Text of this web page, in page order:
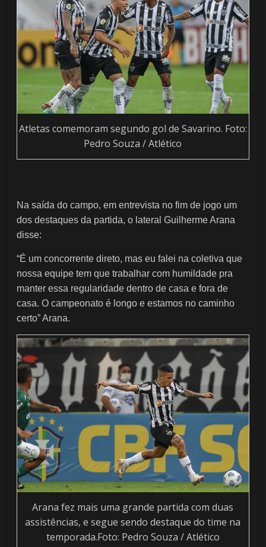
Atletas comemoram segundo gol de Savarino. Foto:
Pedro Souza / Atlético
Na saída do campo, em entrevista no fim de jogo um
dos destaques da partida, o lateral Guilherme Arana
disse:
“É um concorrente direto, mas eu falei na coletiva que
nossa equipe tem que trabalhar com humildade pra
manter essa regularidade dentro de casa e fora de
casa. O campeonato é longo e estamos no caminho
certo” Arana.
Arana fez mais uma grande partida com duas
assistências, e segue sendo destaque do time na
temporada.Foto: Pedro Souza / Atlético